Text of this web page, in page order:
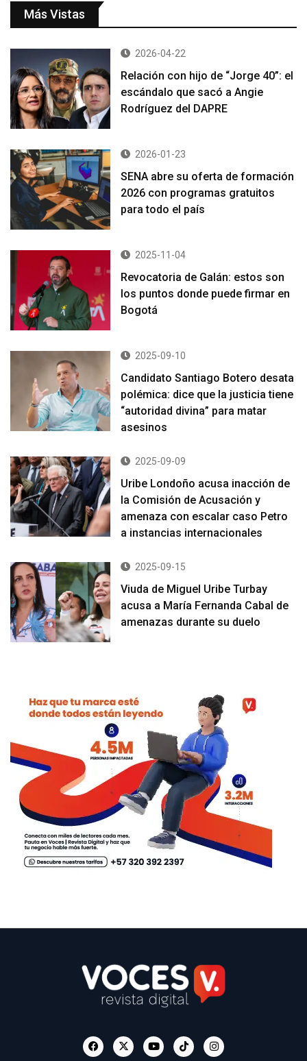
Más Vistas
2026-04-22
Relación con hijo de “Jorge 40”: el
escándalo que sacó a Angie
Rodríguez del DAPRE
2026-01-23
SENA abre su oferta de formación
2026 con programas gratuitos
para todo el país
2025-11-04
Revocatoria de Galán: estos son
los puntos donde puede firmar en
Bogotá
2025-09-10
Candidato Santiago Botero desata
polémica: dice que la justicia tiene
“autoridad divina” para matar
asesinos
2025-09-09
Uribe Londoño acusa inacción de
la Comisión de Acusación y
amenaza con escalar caso Petro
a instancias internacionales
2025-09-15
Viuda de Miguel Uribe Turbay
acusa a María Fernanda Cabal de
amenazas durante su duelo